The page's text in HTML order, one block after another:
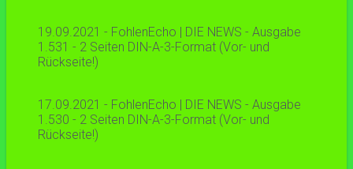
19.09.2021 - FohlenEcho | DIE NEWS - Ausgabe
1.531 - 2 Seiten DIN-A-3-Format (Vor- und
Rückseite!)
17.09.2021 - FohlenEcho | DIE NEWS - Ausgabe
1.530 - 2 Seiten DIN-A-3-Format (Vor- und
Rückseite!)